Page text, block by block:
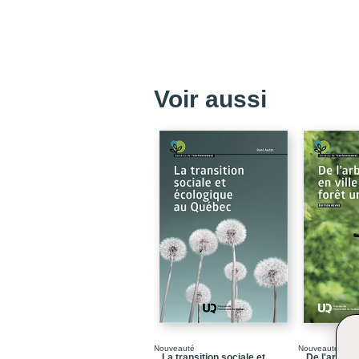
Voir aussi
Nouveauté Nouveauté/Libre